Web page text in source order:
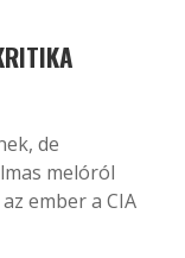
de
melóról
ember a CIA